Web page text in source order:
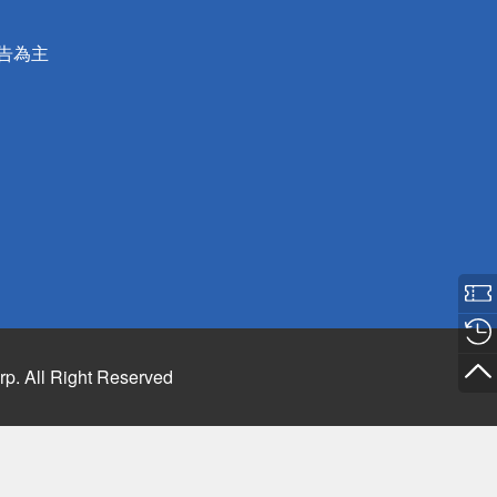
為主
All Right Reserved